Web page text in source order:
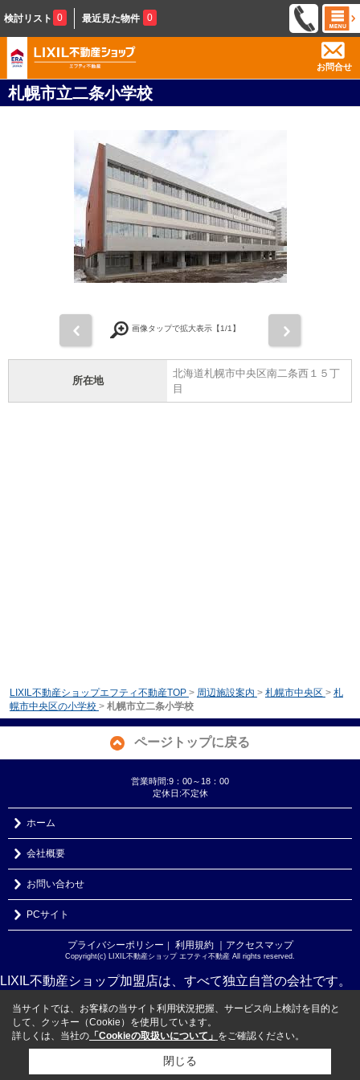
検討リスト 0 最近見た物件 0
お問合せ
札幌市立二条小学校
画像タップで拡大表示【1/1】
所在地
北海道札幌市中央区南二条西１５丁
目
LIXIL不動産ショップエフティ不動産TOP > 周辺施設案内 > 札幌市中央区 > 札
幌市中央区の小学校 > 札幌市立二条小学校
ページトップに戻る
営業時間:9：00～18：00
定休日:不定休
ホーム
会社概要
お問い合わせ
PCサイト
プライバシーポリシー ｜ 利用規約 ｜アクセスマップ
Copyright(c) LIXIL不動産ショップ エフティ不動産 All rights reserved.
LIXIL不動産ショップ加盟店は、すべて独立自営の会社です。
当サイトでは、お客様の当サイト利用状況把握、サービス向上検討を目的と
して、クッキー（Cookie）を使用しています。
詳しくは、当社の 「Cookieの取扱いについて」 をご確認ください。
閉じる